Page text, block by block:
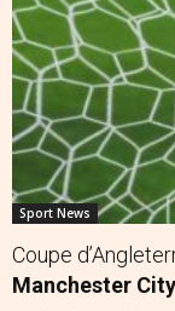
Sport News
Coupe
Manchester